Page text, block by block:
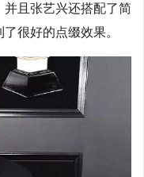
且张艺兴还搭配了简
很好的点缀效果。